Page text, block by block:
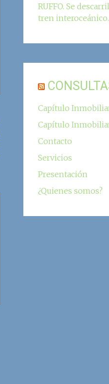
RUFFO. Se
tren interoceánico.
Capítulo
Capítulo
Contacto
Servicios
Presentación
¿Quienes somos?